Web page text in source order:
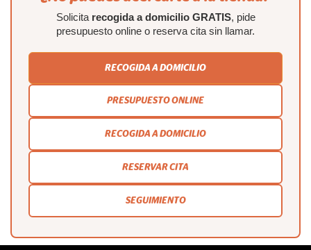
Solicita recogida a domicilio GRATIS, pide
presupuesto online o reserva cita sin llamar.
RECOGIDA A DOMICILIO
PRESUPUESTO ONLINE
RECOGIDA A DOMICILIO
RESERVAR CITA
SEGUIMIENTO